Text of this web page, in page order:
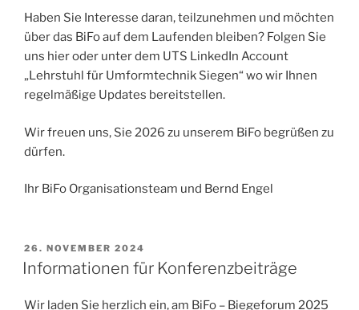
Haben Sie Interesse daran, teilzunehmen und möchten
über das BiFo auf dem Laufenden bleiben? Folgen Sie
uns hier oder unter dem UTS LinkedIn Account
„Lehrstuhl für Umformtechnik Siegen“ wo wir Ihnen
regelmäßige Updates bereitstellen.
Wir freuen uns, Sie 2026 zu unserem BiFo begrüßen zu
dürfen.
Ihr BiFo Organisationsteam und Bernd Engel
VERÖFFENTLICHT
AM
26. NOVEMBER 2024
Informationen für Konferenzbeiträge
Wir laden Sie herzlich ein, am BiFo – Biegeforum 2025